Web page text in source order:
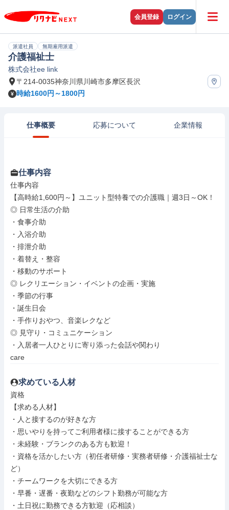
会員登録 ログイン
派遣社員 無期雇用派遣
介護福祉士
株式会社ee link
〒214-0035神奈川県川崎市多摩区長沢
時給1600円～1800円
仕事概要 応募について 企業情報
仕事内容
仕事内容
【高時給1,600円～】ユニット型特養での介護職｜週3日～OK！
◎ 日常生活の介助
・食事介助
・入浴介助
・排泄介助
・着替え・整容
・移動のサポート
◎ レクリエーション・イベントの企画・実施
・季節の行事
・誕生日会
・手作りおやつ、音楽レクなど
◎ 見守り・コミュニケーション
・入居者一人ひとりに寄り添った会話や関わり
care
求めている人材
資格
【求める人材】
・人と接するのが好きな方
・思いやりを持ってご利用者様に接することができる方
・未経験・ブランクのある方も歓迎！
・資格を活かしたい方（初任者研修・実務者研修・介護福祉士な
ど）
・チームワークを大切にできる方
・早番・遅番・夜勤などのシフト勤務が可能な方
・土日祝に勤務できる方歓迎（応相談）